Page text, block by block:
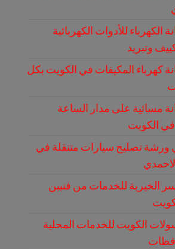
الكهرباء للأدوات الكهربائية
وتبريد
كهرباء المكيفات في الكويت بكل
مسائية على مدار الساعة
الكويت
ورشة تصليح سيارات متنقلة في
الخيرية للخدمات من فنيين
الكويت للخدمات المحلية